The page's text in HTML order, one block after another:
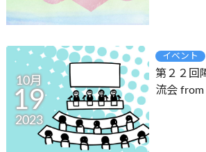
10月
19
2023
イベント
第２２回
流会 from